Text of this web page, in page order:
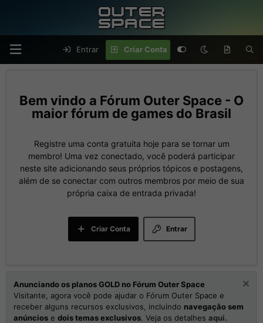
Entrar Criar Conta
Fórum Outer Space - O
maior fórum de games do Brasil
Registre uma conta gratuita hoje para se tornar um
membro! Uma vez conectado, você poderá participar
neste site adicionando seus próprios tópicos e postagens,
além de se conectar com outros membros por meio de sua
própria caixa de entrada privada!
Entrar
Criar Conta
Anunciando os planos GOLD no Fórum Outer Space
Visitante, agora você pode ajudar o Fórum Outer Space e
receber alguns recursos exclusivos, incluindo navegação sem
anúncios e dois temas exclusivos. Veja os detalhes aqui.